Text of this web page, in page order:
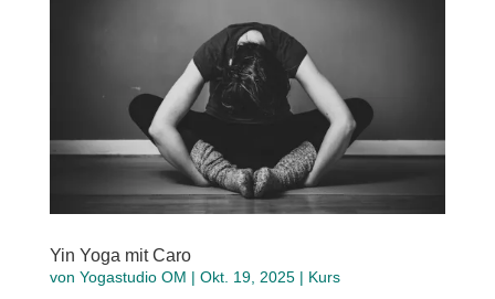
Yin Yoga mit Caro
von Yogastudio OM | Okt. 19, 2025| Kurs